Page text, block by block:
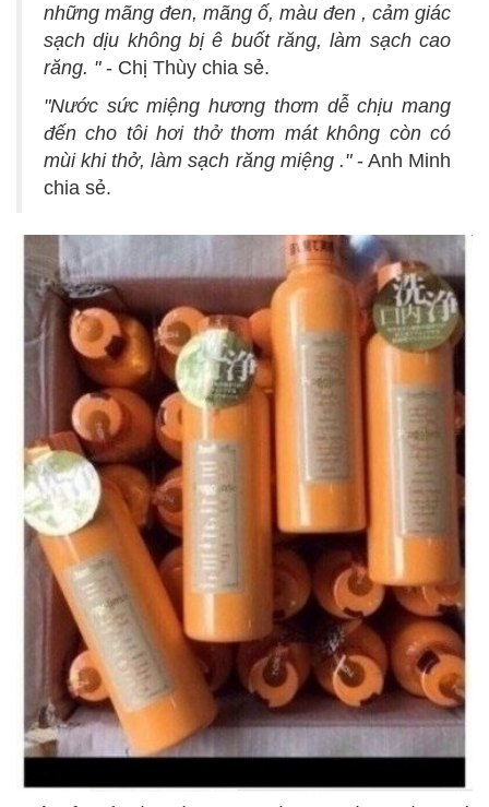
những mãng đen, mãng ố, màu đen , cảm giác
sạch dịu không bị ê buốt răng, làm sạch cao
răng. "- Chị Thùy chia sẻ.
"Nước sức miệng hương thơm dễ chịu mang
đến cho tôi hơi thở thơm mát không còn có
mùi khi thở, làm sạch răng miệng ."- Anh Minh
chia sẻ.